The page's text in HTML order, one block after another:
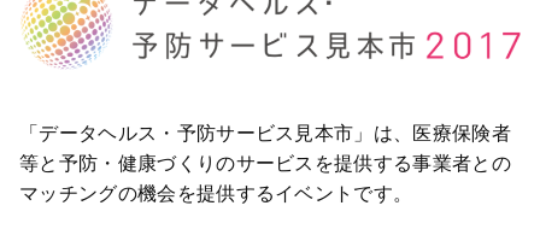
「データヘルス・予防サービス見本市」は、医療保険者
等と予防・健康づくりのサービスを提供する事業者との
マッチングの機会を提供するイベントです。